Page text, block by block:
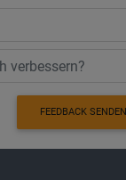
FEEDBACK SENDEN